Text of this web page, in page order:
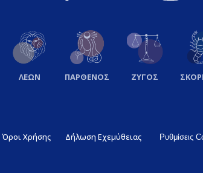
ΛΕΩΝ ΠΑΡΘΕΝΟΣ ΖΥΓΟΣ
Όροι Χρήσης Δήλωση Εχεμύθειας Ρυθμίσεις